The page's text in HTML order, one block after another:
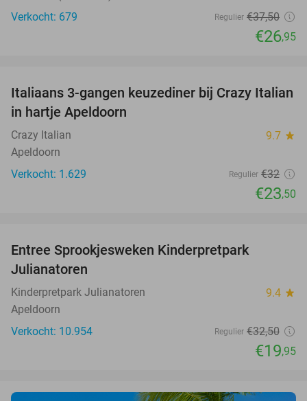
Verkocht: 679
Regulier €37,50
€26,95
27%
Italiaans 3-gangen keuzediner bij Crazy Italian
in hartje Apeldoorn
Crazy Italian 9.7 star
Apeldoorn
Verkocht: 1.629
Regulier €32
€23,50
Entree Sprookjesweken Kinderpretpark
Julianatoren
Kinderpretpark Julianatoren 9.4 star
Apeldoorn
Verkocht: 10.954
Regulier €32,50
€19,95